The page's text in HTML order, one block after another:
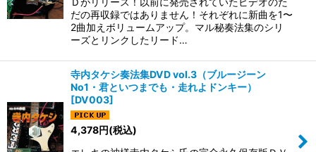
だの再収録ではありません！それぞれに新曲を1〜
2曲加えボリュームアップ。マル秘奏法集のシリ
ーズとリンクしたリード…
寺内タケシ奏法集DVD vol.3（ブルージーン
No1・君といつまでも・走れよドンキー）
[DV003]
4,378円(税込)